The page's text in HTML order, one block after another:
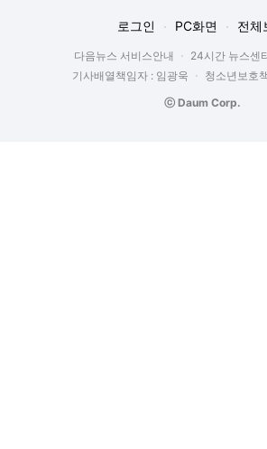
로그인 PC화면 전체
다음뉴스 서비스안내 24시간 뉴스센
기사배열책임자 : 임광욱
청소년보호
ⓒ Daum Corp.